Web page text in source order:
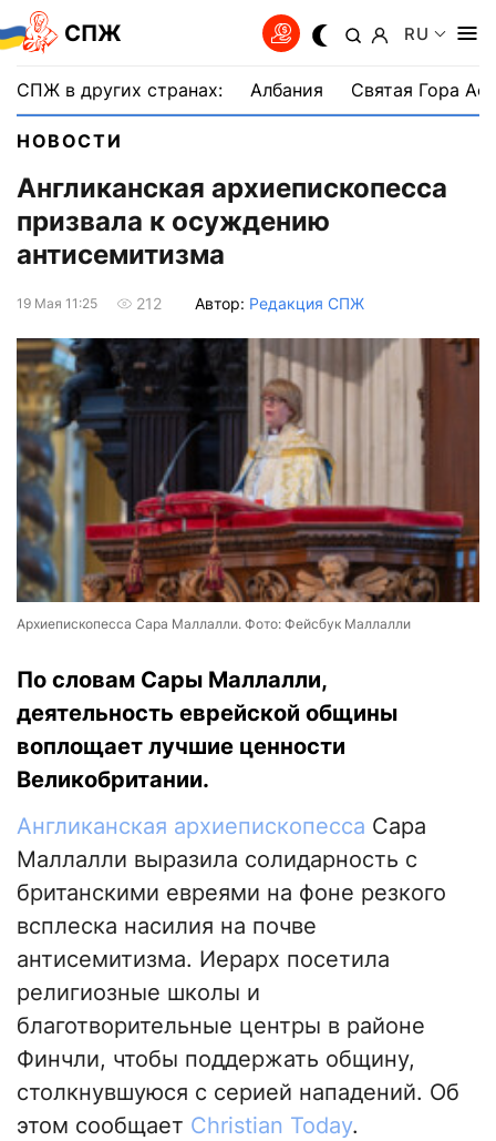
СПЖ RU
СПЖ в других странах: Албания Святая Гора
НОВОСТИ
Англиканская архиепископесса
призвала к осуждению
антисемитизма
19 Мая 11:25 212 Автор: Редакция СПЖ
Архиепископесса Сара Маллалли. Фото: Фейсбук Маллалли
По словам Сары Маллалли,
деятельность еврейской общины
воплощает лучшие ценности
Великобритании.
Англиканская архиепископесса Сара
Маллалли выразила солидарность с
британскими евреями на фоне резкого
всплеска насилия на почве
антисемитизма. Иерарх посетила
религиозные школы и
благотворительные центры в районе
Финчли, чтобы поддержать общину,
столкнувшуюся с серией нападений. Об
этом сообщает Christian Today.